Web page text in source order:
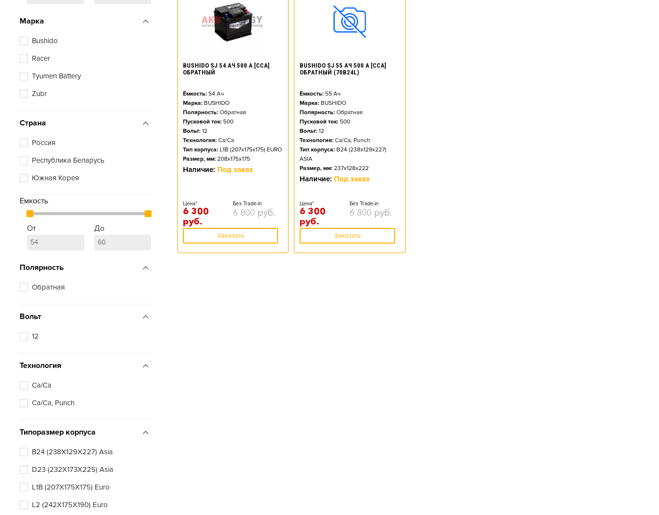
Марка
Bushido
Racer
Tyumen Battery
Zubr
Страна
Россия
Республика Беларусь
Южная Корея
Емкость
От До
Полярность
Обратная
Вольт
12
Технология
Ca/Ca
Ca/Ca, Punch
Типоразмер корпуса
B24 (238X129X227) Asia
D23 (232X173X225) Asia
L1B (207X175X175) Euro
L2 (242X175X190) Euro
BUSHIDO SJ 54 АЧ 500 А [CCA]
ОБРАТНЫЙ
Ёмкость: 54 Ач
Марка: BUSHIDO
Полярность: Обратная
Пусковой ток: 500
Вольт: 12
Технология: Ca/Ca
Тип корпуса: L1B (207x175x175) EURO
Размер, мм: 208x175x175
Наличие: Под заказ
Цена*
6 300
руб.
Без Trade-in
6 800 руб.
Заказать
BUSHIDO SJ 55 АЧ 500 А [CCA]
ОБРАТНЫЙ (70B24L)
Ёмкость: 55 Ач
Марка: BUSHIDO
Полярность: Обратная
Пусковой ток: 500
Вольт: 12
Технология: Ca/Ca, Punch
Тип корпуса: B24 (238x129x227)
ASIA
Размер, мм: 237x128x222
Наличие: Под заказ
Цена*
6 300
руб.
Без Trade-in
6 800 руб.
Заказать